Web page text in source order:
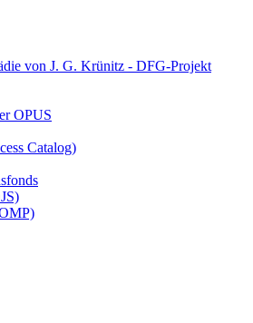
von J. G. Krünitz - DFG-Projekt
OPUS
Catalog)